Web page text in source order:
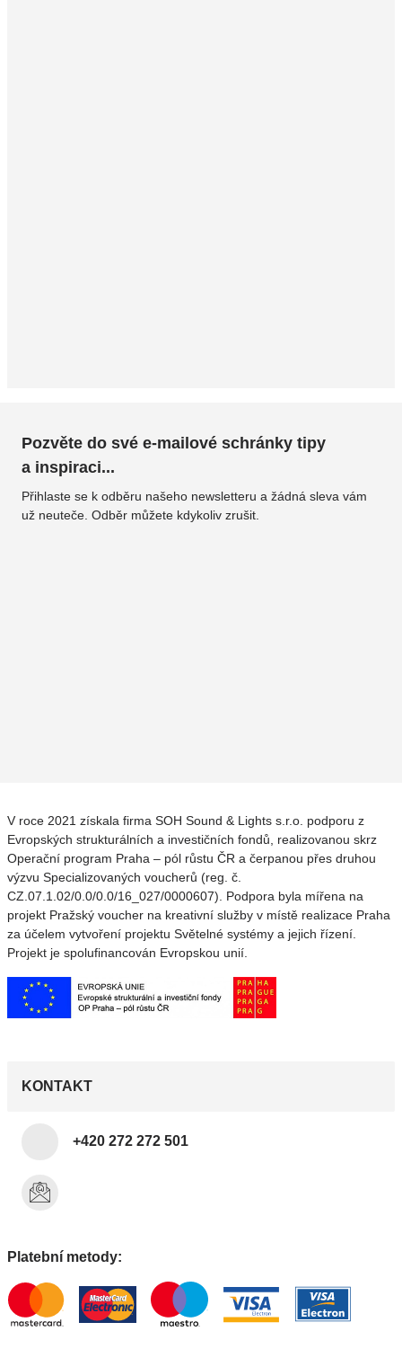
Pozvěte do své e-mailové schránky tipy
a inspiraci...
Přihlaste se k odběru našeho newsletteru a žádná sleva vám
už neuteče. Odběr můžete kdykoliv zrušit.
V roce 2021 získala firma SOH Sound & Lights s.r.o. podporu z
Evropských strukturálních a investičních fondů, realizovanou skrz
Operační program Praha – pól růstu ČR a čerpanou přes druhou
výzvu Specializovaných voucherů (reg. č.
CZ.07.1.02/0.0/0.0/16_027/0000607). Podpora byla mířena na
projekt Pražský voucher na kreativní služby v místě realizace Praha
za účelem vytvoření projektu Světelné systémy a jejich řízení.
Projekt je spolufinancován Evropskou unií.
KONTAKT
+420 272 272 501
Platební metody: